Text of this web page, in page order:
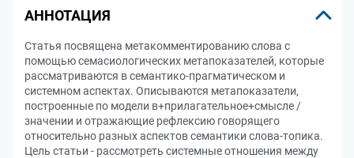
АННОТАЦИЯ
Статья посвящена метакомментированию слова с
помощью семасиологических метапоказателей, которые
рассматриваются в семантико-прагматическом и
системном аспектах. Описываются метапоказатели,
построенные по модели в+прилагательное+смысле /
значении и отражающие рефлексию говорящего
относительно разных аспектов семантики слова-топика.
Цель статьи - рассмотреть системные отношения между